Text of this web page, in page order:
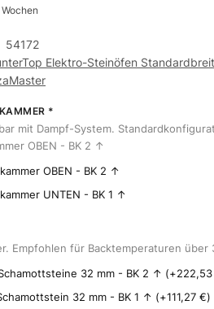
54172
Elektro-Steinöfen
*
mit Dampf-System.
OBEN - BK 2 ↑
OBEN - BK 2 ↑
UNTEN - BK 1 ↑
Empfohlen für Backtemperaturen über
32 mm - BK 2 ↑ (+222,53
32 mm - BK 1 ↑ (+111,27 €)